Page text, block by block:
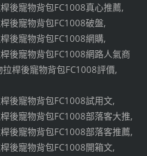
桿後寵物背包FC1008真心推薦,
桿後寵物背包FC1008破盤,
桿後寵物背包FC1008網購,
桿後寵物背包FC1008網路人氣商
拉桿後寵物背包FC1008評價,
桿後寵物背包FC1008試用文,
桿後寵物背包FC1008部落客大推,
桿後寵物背包FC1008部落客推薦,
桿後寵物背包FC1008開箱文,